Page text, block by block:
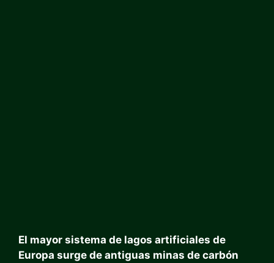
El mayor sistema de lagos artificiales de
Europa surge de antiguas minas de carbón